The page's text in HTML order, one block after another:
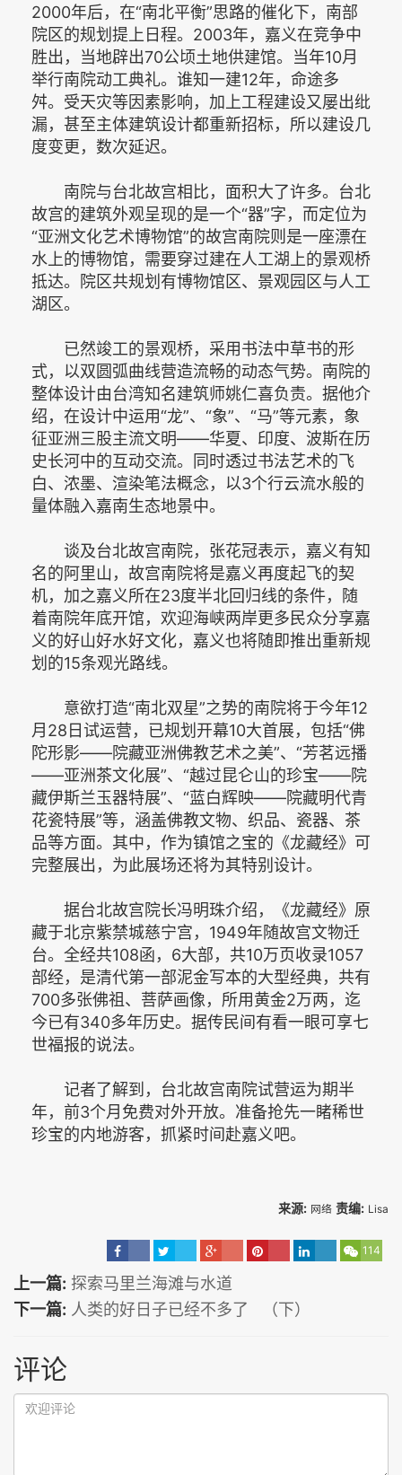
2000年后，在“南北平衡”思路的催化下，南部
院区的规划提上日程。2003年，嘉义在竞争中
胜出，当地辟出70公顷土地供建馆。当年10月
举行南院动工典礼。谁知一建12年，命途多
舛。受天灾等因素影响，加上工程建设又屡出纰
漏，甚至主体建筑设计都重新招标，所以建设几
度变更，数次延迟。
南院与台北故宫相比，面积大了许多。台北
故宫的建筑外观呈现的是一个“器”字，而定位为
“亚洲文化艺术博物馆”的故宫南院则是一座漂在
水上的博物馆，需要穿过建在人工湖上的景观桥
抵达。院区共规划有博物馆区、景观园区与人工
湖区。
已然竣工的景观桥，采用书法中草书的形
式，以双圆弧曲线营造流畅的动态气势。南院的
整体设计由台湾知名建筑师姚仁喜负责。据他介
绍，在设计中运用“龙”、“象”、“马”等元素，象
征亚洲三股主流文明——华夏、印度、波斯在历
史长河中的互动交流。同时透过书法艺术的飞
白、浓墨、渲染笔法概念，以3个行云流水般的
量体融入嘉南生态地景中。
谈及台北故宫南院，张花冠表示，嘉义有知
名的阿里山，故宫南院将是嘉义再度起飞的契
机，加之嘉义所在23度半北回归线的条件，随
着南院年底开馆，欢迎海峡两岸更多民众分享嘉
义的好山好水好文化，嘉义也将随即推出重新规
划的15条观光路线。
意欲打造“南北双星”之势的南院将于今年12
月28日试运营，已规划开幕10大首展，包括“佛
陀形影——院藏亚洲佛教艺术之美”、“芳茗远播
——亚洲茶文化展”、“越过昆仑山的珍宝——院
藏伊斯兰玉器特展”、“蓝白辉映——院藏明代青
花瓷特展”等，涵盖佛教文物、织品、瓷器、茶
品等方面。其中，作为镇馆之宝的《龙藏经》可
完整展出，为此展场还将为其特别设计。
据台北故宫院长冯明珠介绍，《龙藏经》原
藏于北京紫禁城慈宁宫，1949年随故宫文物迁
台。全经共108函，6大部，共10万页收录1057
部经，是清代第一部泥金写本的大型经典，共有
700多张佛祖、菩萨画像，所用黄金2万两，迄
今已有340多年历史。据传民间有看一眼可享七
世福报的说法。
记者了解到，台北故宫南院试营运为期半
年，前3个月免费对外开放。准备抢先一睹稀世
珍宝的内地游客，抓紧时间赴嘉义吧。
来源: 网络 责编: Lisa
114
上一篇: 探索马里兰海滩与水道
下一篇: 人类的好日子已经不多了 （下）
评论